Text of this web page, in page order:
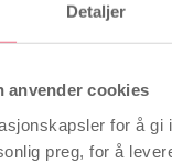
Detaljer
anvender cookies
for å gi
preg, for å